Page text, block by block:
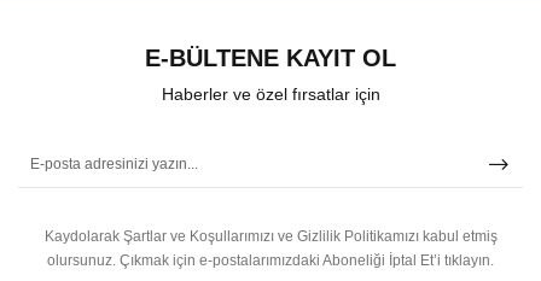
E-BÜLTENE KAYIT OL
Haberler ve özel fırsatlar için
Kaydolarak Şartlar ve Koşullarımızı ve Gizlilik Politikamızı kabul etmiş
olursunuz. Çıkmak için e-postalarımızdaki Aboneliği İptal Et’i tıklayın.